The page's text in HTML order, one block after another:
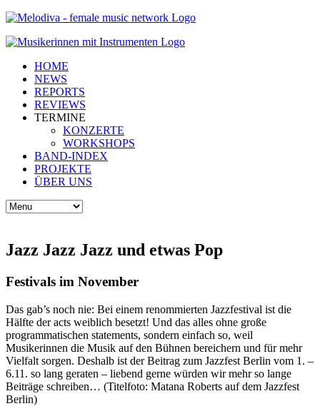
HOME
NEWS
REPORTS
REVIEWS
TERMINE
KONZERTE
WORKSHOPS
BAND-INDEX
PROJEKTE
ÜBER UNS
Jazz Jazz Jazz und etwas Pop
Festivals im November
Das gab’s noch nie: Bei einem renommierten Jazzfestival ist die
Hälfte der acts weiblich besetzt! Und das alles ohne große
programmatischen statements, sondern einfach so, weil
Musikerinnen die Musik auf den Bühnen bereichern und für mehr
Vielfalt sorgen. Deshalb ist der Beitrag zum Jazzfest Berlin vom 1. –
6.11. so lang geraten – liebend gerne würden wir mehr so lange
Beiträge schreiben… (Titelfoto: Matana Roberts auf dem Jazzfest
Berlin)